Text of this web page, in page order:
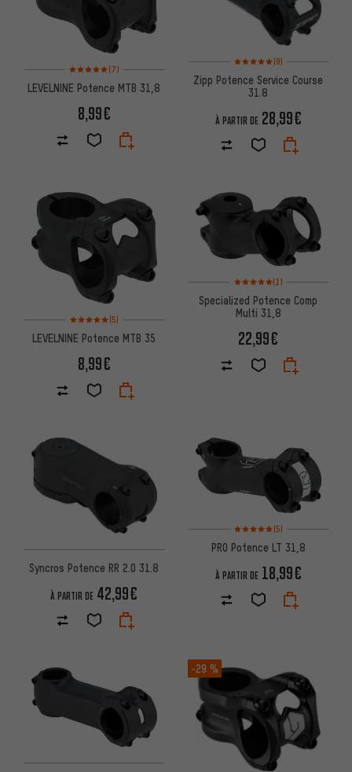
Note moyenne : 5 sur 5 d'après 7 avis
(7)
LEVELNINE Potence MTB 31,8
8,99€
Note moyenne : 5 sur 5
(9)
Zipp Potence Service Course
31.8
À PARTIR DE 28,99€
Note moyenne : 5 sur 5 d'après 5 avis
(5)
LEVELNINE Potence MTB 35
8,99€
Note moyenne : 5 sur 5
(1)
Specialized Potence Comp
Multi 31,8
22,99€
Syncros Potence RR 2.0 31.8
À PARTIR DE 42,99€
Note moyenne : 5 sur 5
(5)
PRO Potence LT 31,8
À PARTIR DE 18,99€
-29 %